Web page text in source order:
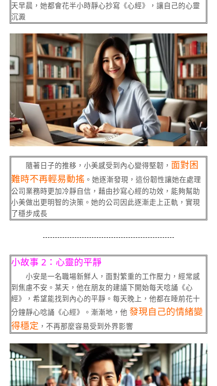
天早晨，她都會花半小時靜心抄寫《心經》，讓自己的心靈
沉澱
隨著日子的推移，小美感受到內心變得堅韌， 面對困
難時不再輕易動搖 。她逐漸發現，這份韌性讓她在處理
公司業務時更加冷靜自信，藉由抄寫心經的功效，能夠幫助
小美做出更明智的決策。她的公司因此逐漸走上正軌，實現
了穩步成長
小故事 2：心靈的平靜
小安是一名職場新鮮人，面對繁重的工作壓力，經常感
到焦慮不安。某天，他在朋友的建議下開始每天唸誦《心
經》，希望能找到內心的平靜。每天晚上，他都在睡前花十
分鐘靜心唸誦《心經》。漸漸地，他 發現自己的情緒變
得穩定 ，不再那麼容易受到外界影響